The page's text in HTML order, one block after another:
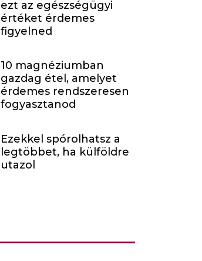
ezt az egészségügyi
értéket érdemes
figyelned
10 magnéziumban
gazdag étel, amelyet
érdemes rendszeresen
fogyasztanod
Ezekkel spórolhatsz a
legtöbbet, ha külföldre
utazol